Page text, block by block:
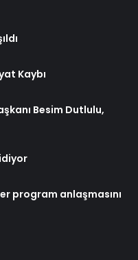
Kaybı
Besim Dutlulu,
program anlaşmasını